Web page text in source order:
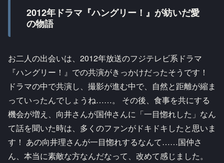
2012年ドラマ『ハングリー！』が紡いだ愛
の物語
お二人の出会いは、2012年放送のフジテレビ系ドラマ
『ハングリー！』での共演がきっかけだったそうです！
ドラマの中で共演し、撮影が進む中で、自然と距離が縮ま
っていったんでしょうね……。 その後、食事を共にする
機会が増え、向井さんが国仲さんに「一目惚れした」なん
て話を聞いた時は、多くのファンがドキドキしたと思いま
す！ あの向井理さんが一目惚れするなんて……国仲さ
ん、本当に素敵な方なんだなって、改めて感じました。